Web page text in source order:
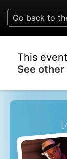
Go back to
This
See